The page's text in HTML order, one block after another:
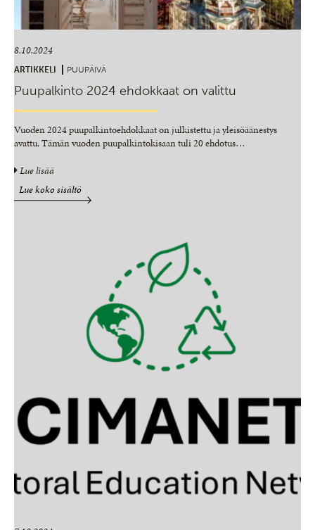
8.10.2024
ARTIKKELI PUUPÄIVÄ
Puupalkinto 2024 ehdokkaat on valittu
Vuoden 2024 puupalkintoehdokkaat on julkistettu ja yleisöäänestys
avattu. Tämän vuoden puupalkintokisaan tuli 20 ehdotus…
Lue lisää
Lue koko sisältö